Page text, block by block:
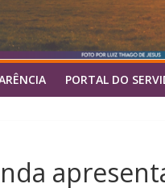
PORTAL DO